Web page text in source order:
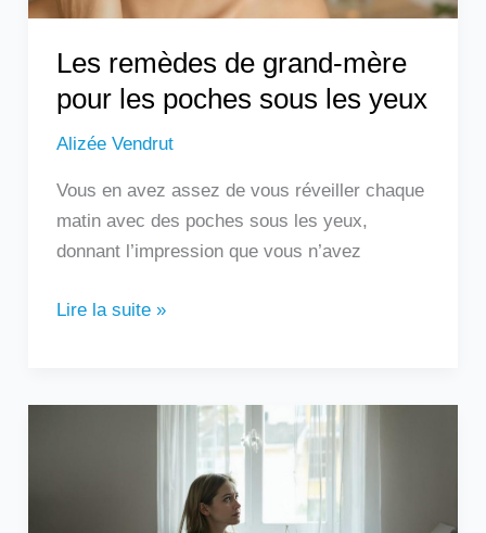
Les remèdes de grand-mère
pour les poches sous les yeux
Alizée Vendrut
Vous en avez assez de vous réveiller chaque
matin avec des poches sous les yeux,
donnant l’impression que vous n’avez
les
yeux
Lire la suite »